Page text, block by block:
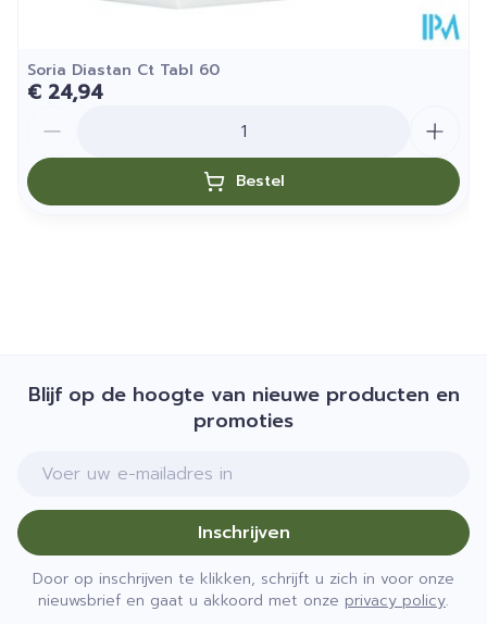
Soria Diastan Ct Tabl 60
€ 24,94
Bestel
Blijf op de hoogte van nieuwe producten en
promoties
E-mail adres
Inschrijven
Door op inschrijven te klikken, schrijft u zich in voor onze
nieuwsbrief en gaat u akkoord met onze privacy policy.